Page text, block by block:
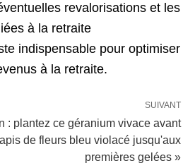
revalorisations et les
à la retraite
indispensable pour optimiser
à la retraite.
SUIVANT
: plantez ce géranium vivace avant
de fleurs bleu violacé jusqu'aux
premières gelées »